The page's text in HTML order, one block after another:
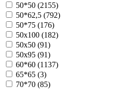
50*50 (2155)
50*62,5 (792)
50*75 (176)
50х100 (182)
50х50 (91)
50х95 (91)
60*60 (1137)
65*65 (3)
70*70 (85)